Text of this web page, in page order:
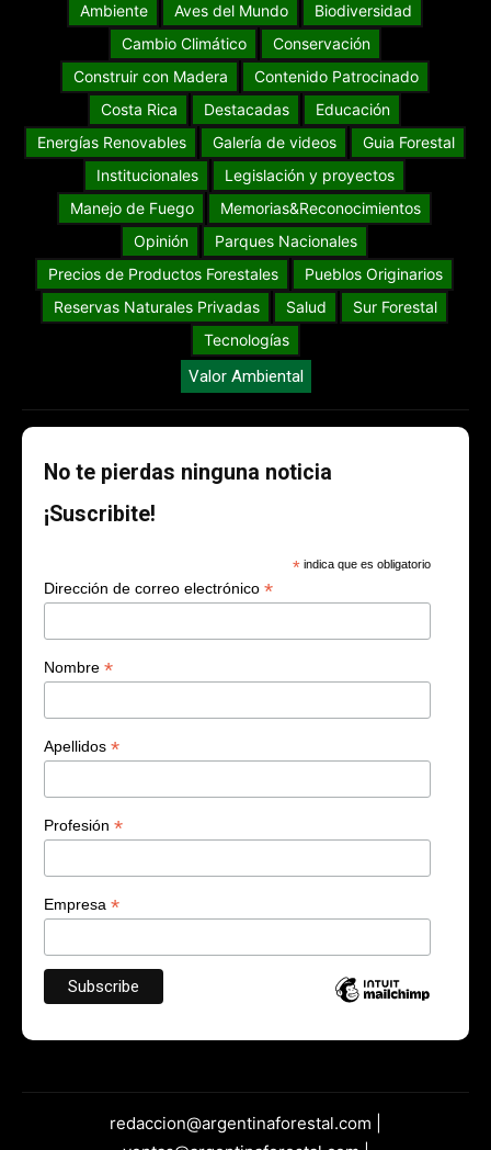
Ambiente
Aves del Mundo
Biodiversidad
Cambio Climático
Conservación
Construir con Madera
Contenido Patrocinado
Costa Rica
Destacadas
Educación
Energías Renovables
Galería de videos
Guia Forestal
Institucionales
Legislación y proyectos
Manejo de Fuego
Memorias&Reconocimientos
Opinión
Parques Nacionales
Precios de Productos Forestales
Pueblos Originarios
Reservas Naturales Privadas
Salud
Sur Forestal
Tecnologías
Valor Ambiental
No te pierdas ninguna noticia
¡Suscribite!
* indica que es obligatorio
Dirección de correo electrónico *
Nombre *
Apellidos *
Profesión *
Empresa *
redaccion@argentinaforestal.com |